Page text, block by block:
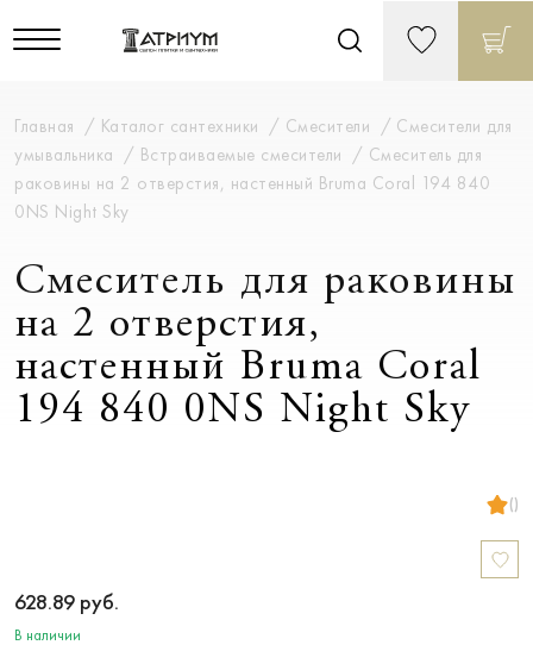
Главная Каталог сантехники Смесители
Смесители для
умывальника
Встраиваемые смесители
Смеситель для
раковины на 2 отверстия, настенный Bruma Coral 194 840
0NS Night Sky
Смеситель для раковины
на 2 отверстия,
настенный Bruma Coral
194 840 0NS Night Sky
()
628.89 руб.
В наличии